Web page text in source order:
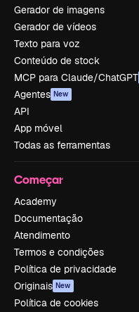
Gerador de imagens
Gerador de vídeos
Texto para voz
Conteúdo de stock
MCP para Claude/ChatGPT
Agentes New
API
App móvel
Todas as ferramentas
Começar
Academy
Documentação
Atendimento
Termos e condições
Política de privacidade
Originais New
Política de cookies